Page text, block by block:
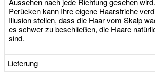
Perücken kann Ihre eigene Haarstriche
Illusion stellen, dass die Haar vom Skalp
es schwer zu beschließen, die Haare
sind.
Lieferung